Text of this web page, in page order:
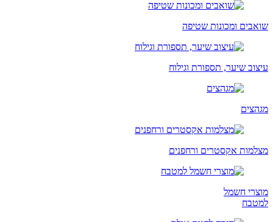
שואבים ומכונות שטיפה
עיצוב שיער, תספורת וגילוח
מגהצים
מצלמות אקסטרים ורחפנים
מוצרי חשמל
למטבח